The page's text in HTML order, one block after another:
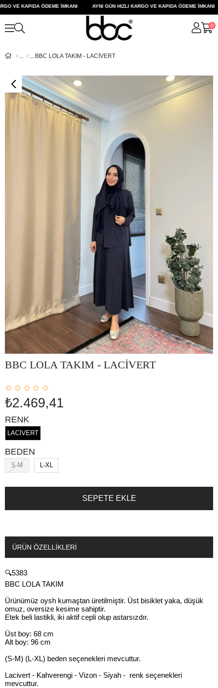
VE KAPIDA ÖDEME İMKANI AYNI GÜN HIZLI KARGO VE KAPIDA ÖDEME İMKANI
0
BBC LOLA TAKIM - LACİVERT
BBC LOLA TAKIM - LACİVERT
₺2.469,41
RENK
LACİVERT
BEDEN
S-M L-XL
ÜRÜN ÖZELLIKLERI
🔍5383
BBC LOLA TAKIM
Ürünümüz oysh kumaştan üretilmiştir. Üst bisiklet yaka, düşük
omuz, oversize kesime sahiptir.
Etek beli lastikli, iki aktif cepli olup astarsızdır.
Üst boy: 68 cm
Alt boy: 96 cm
(S-M) (L-XL) beden seçenekleri mevcuttur.
Lacivert - Kahverengi - Vizon - Siyah - renk seçenekleri
mevcuttur.